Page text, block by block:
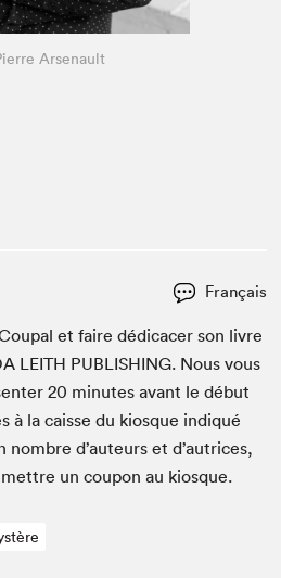
Arsenault
Français
et faire dédi­cac­er son livre
LEI­TH PUB­LISH­ING. Nous vous
20 min­utes avant le début
à la caisse du kiosque indiqué
d’auteurs et d’autrices,
un coupon au kiosque.